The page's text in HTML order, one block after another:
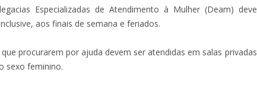
Especializadas de Atendimento à Mulher (Deam) deve
aos finais de semana e feriados.
procurarem por ajuda devem ser atendidas em salas privadas
sexo feminino.